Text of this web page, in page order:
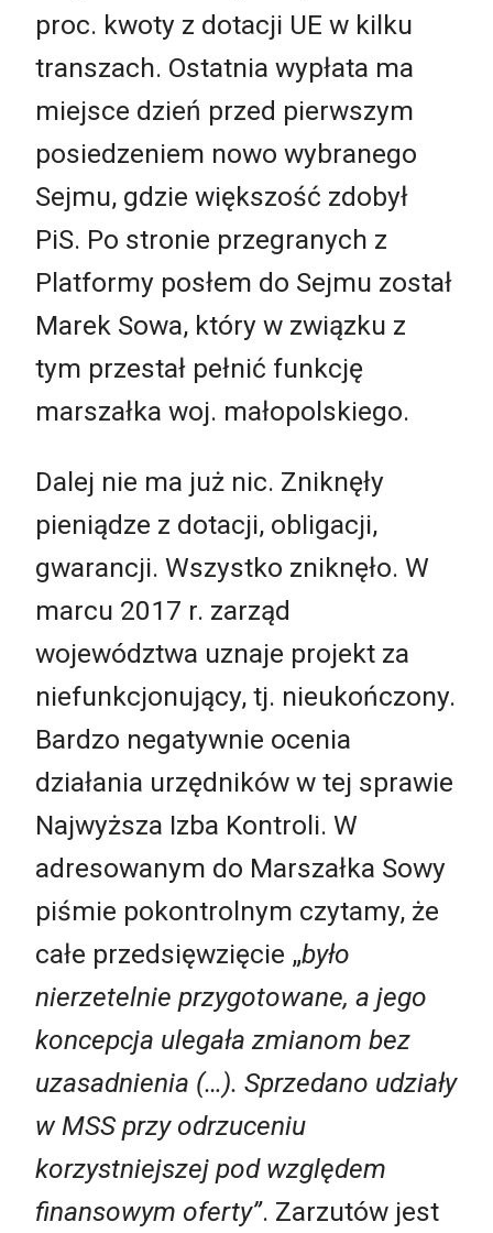
proc. kwoty z dotacji UE w kilku
transzach. Ostatnia wypłata ma
miejsce dzień przed pierwszym
posiedzeniem nowo wybranego
Sejmu, gdzie większość zdobył
PiS. Po stronie przegranych z
Platformy posłem do Sejmu został
Marek Sowa, który w związku z
tym przestał pełnić funkcję
marszałka woj. małopolskiego.
Dalej nie ma już nic. Zniknęły
pieniądze z dotacji, obligacji,
gwarancji. Wszystko zniknęło. W
marcu 2017 r. zarząd
województwa uznaje projekt za
niefunkcjonujący, tj. nieukończony.
Bardzo negatywnie ocenia
działania urzędników w tej sprawie
Najwyższa Izba Kontroli. W
adresowanym do Marszałka Sowy
piśmie pokontrolnym czytamy, że
całe przedsięwzięcie „było
nierzetelnie przygotowane, a jego
koncepcja ulegała zmianom bez
uzasadnienia (…). Sprzedano udziały
w MSS przy odrzuceniu
korzystniejszej pod względem
finansowym oferty”. Zarzutów jest